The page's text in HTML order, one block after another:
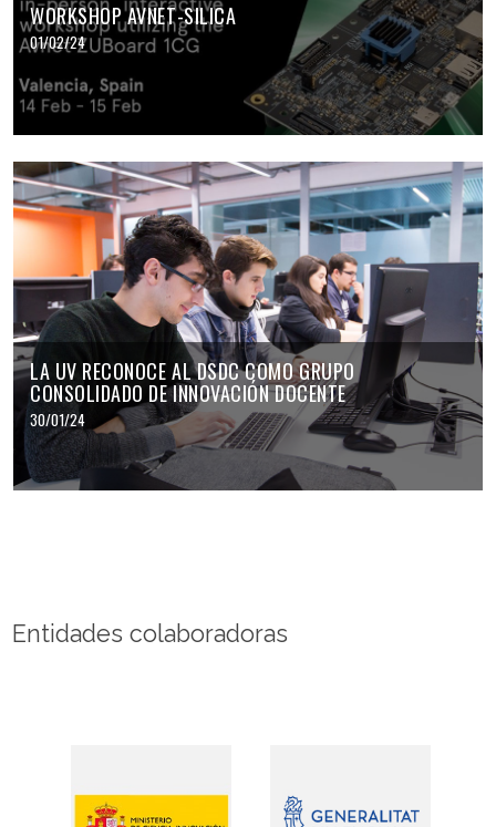
WORKSHOP AVNET-SILICA
01/02/24
LA UV RECONOCE AL DSDC COMO GRUPO
CONSOLIDADO DE INNOVACIÓN DOCENTE
30/01/24
Entidades colaboradoras